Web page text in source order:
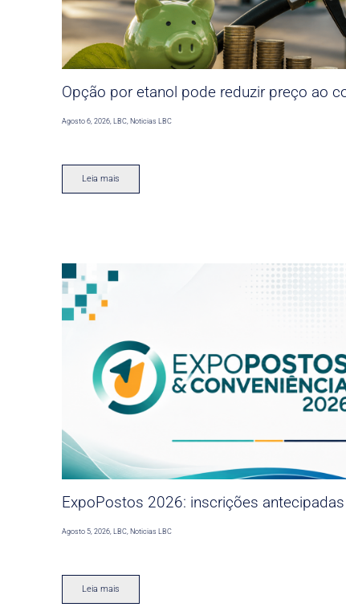
Opção por etanol pode reduzir preço ao
Agosto 6, 2026,LBC,Noticias LBC
Leia mais
ExpoPostos 2026: inscrições
Agosto 5, 2026 ,LBC Noticias LBC
Leia mais